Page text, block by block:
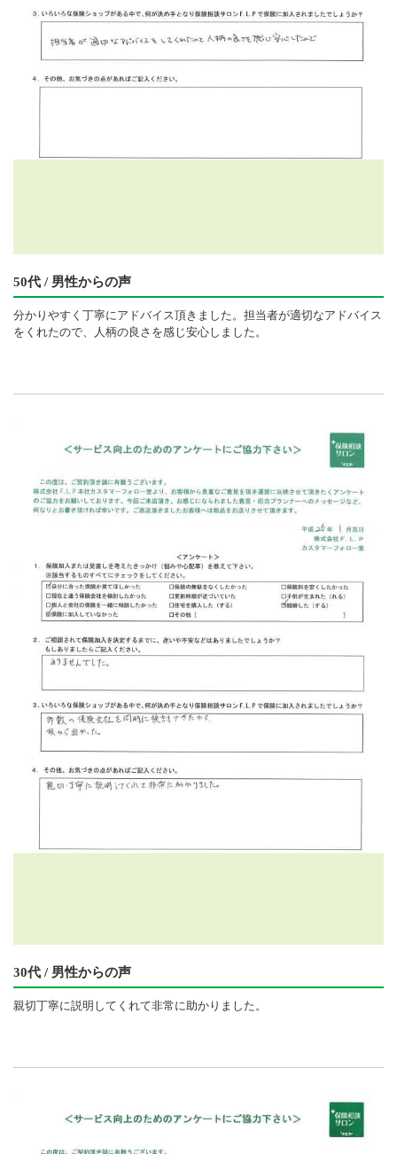
50代 / 男性からの声
分かりやすく丁寧にアドバイス頂きました。担当者が適切なアドバイス
をくれたので、人柄の良さを感じ安心しました。
30代 / 男性からの声
親切丁寧に説明してくれて非常に助かりました。